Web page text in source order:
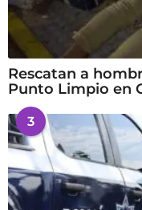
Rescatan a
Punto Limpio en
3